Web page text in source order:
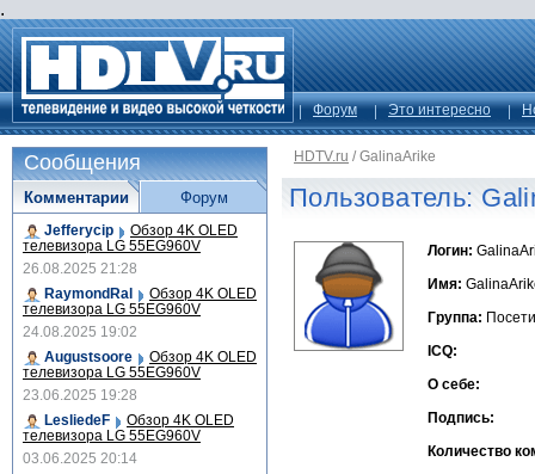
.
Форум Это интересно
HDTV.ru / GalinaArike
Пользователь:
Логин:
Имя:
Группа:
ICQ:
О себе:
Подпись:
Количество
Сообщения
Комментарии
Jefferycip Обзор 4K OLED
телевизора LG 55EG960V
26.08.2025 21:28
RaymondRal
Обзор 4K OLED
телевизора LG 55EG960V
24.08.2025 19:02
Augustsoore
Обзор 4K OLED
телевизора LG 55EG960V
23.06.2025 19:28
LesliedeF
Обзор 4K OLED
телевизора LG 55EG960V
03.06.2025 20:14
Форум